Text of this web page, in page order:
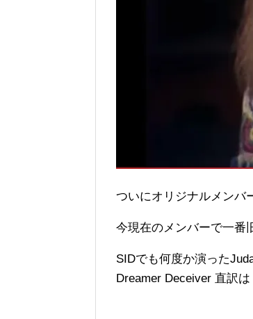
ついにオリジナルメンバ
今現在のメンバーで一番
SIDでも何度か演った
Dreamer Deceiver 直訳